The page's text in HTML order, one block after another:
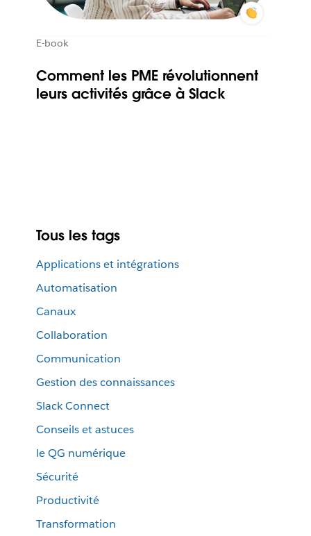
E-book
Comment les PME révolutionnent
leurs activités grâce à Slack
Tous les tags
Applications et intégrations
Automatisation
Canaux
Collaboration
Communication
Gestion des connaissances
Slack Connect
Conseils et astuces
le QG numérique
Sécurité
Productivité
Transformation